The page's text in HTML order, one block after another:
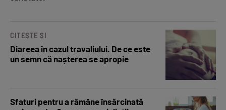
CITEȘTE ȘI
Diareea în cazul travaliului. De ce este
un semn că nașterea se apropie
Sfaturi pentru a rămâne însărcinată